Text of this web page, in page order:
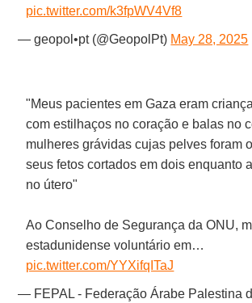
pic.twitter.com/k3fpWV4Vf8
— geopol•pt (@GeopolPt) May 28, 2025
"Meus pacientes em Gaza eram
com estilhaços no coração e balas no
mulheres grávidas cujas pelves foram
seus fetos cortados em dois enquanto
no útero"
Ao Conselho de Segurança da ONU,
estadunidense voluntário em…
pic.twitter.com/YYXifqITaJ
— FEPAL - Federação Árabe Palestina